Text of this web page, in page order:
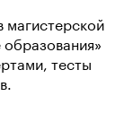
магистерской
тесты